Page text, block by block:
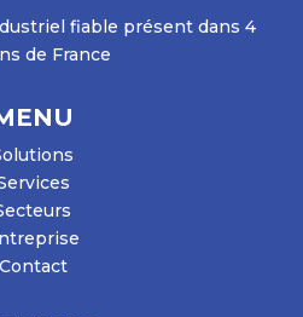
fiable présent dans 4
de France
Contact